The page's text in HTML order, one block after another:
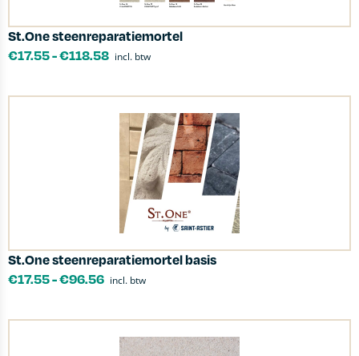
St.One steenreparatiemortel
€17.55-€118.58 incl. btw
St.One steenreparatiemortel basis
€17.55-€96.56 incl. btw